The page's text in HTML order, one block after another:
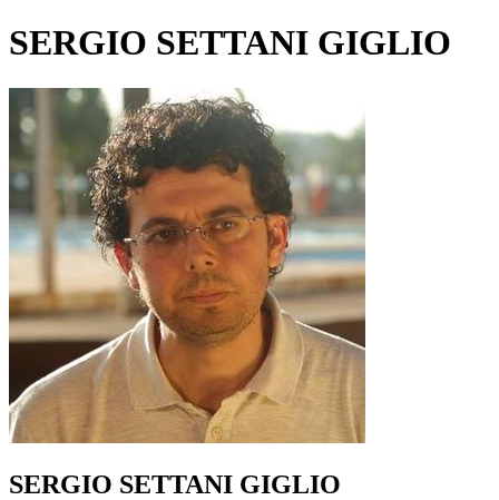
SERGIO SETTANI GIGLIO
SERGIO SETTANI GIGLIO